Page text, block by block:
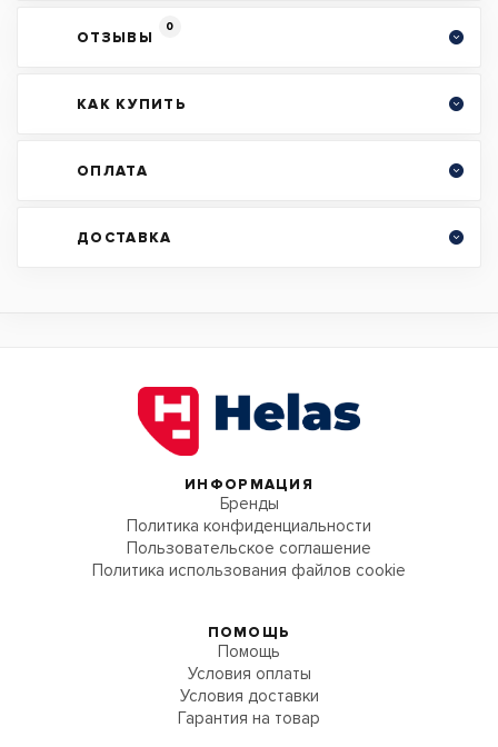
ОТЗЫВЫ
0
КАК КУПИТЬ
ОПЛАТА
ДОСТАВКА
ИНФОРМАЦИЯ
Бренды
Политика конфиденциальности
Пользовательское соглашение
Политика использования файлов cookie
ПОМОЩЬ
Помощь
Условия оплаты
Условия доставки
Гарантия на товар